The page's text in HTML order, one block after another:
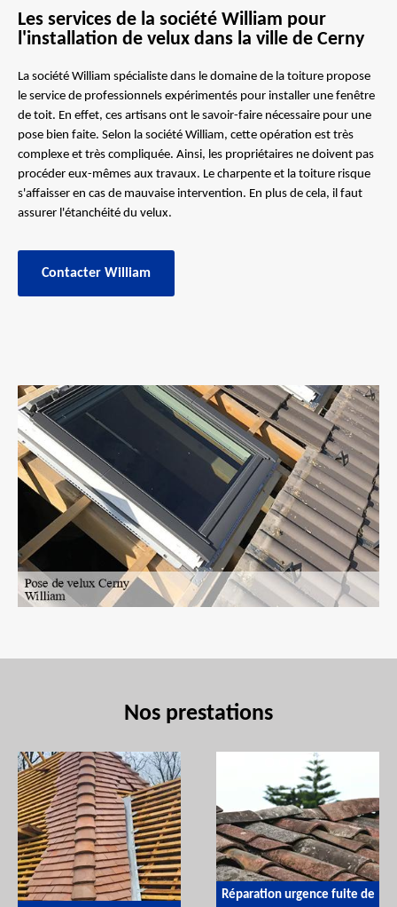
Les services de la société William pour
l'installation de velux dans la ville de Cerny
La société William spécialiste dans le domaine de la toiture propose
le service de professionnels expérimentés pour installer une fenêtre
de toit. En effet, ces artisans ont le savoir-faire nécessaire pour une
pose bien faite. Selon la société William, cette opération est très
complexe et très compliquée. Ainsi, les propriétaires ne doivent pas
procéder eux-mêmes aux travaux. Le charpente et la toiture risque
s'affaisser en cas de mauvaise intervention. En plus de cela, il faut
assurer l'étanchéité du velux.
Contacter William
Nos prestations
Réparation urgence fuite de